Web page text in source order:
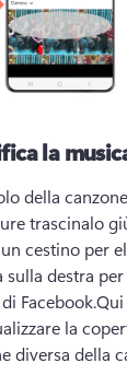
la
della
trascinalo
cestino per
destra
Facebook.
la
diversa della